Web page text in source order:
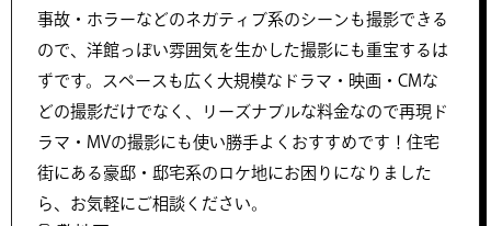
事故・ホラーなどのネガティブ系のシーンも撮影できる
ので、洋館っぽい雰囲気を生かした撮影にも重宝するは
ずです。スペースも広く大規模なドラマ・映画・CMな
どの撮影だけでなく、リーズナブルな料金なので再現ド
ラマ・MVの撮影にも使い勝手よくおすすめです！住宅
街にある豪邸・邸宅系のロケ地にお困りになりました
ら、お気軽にご相談ください。